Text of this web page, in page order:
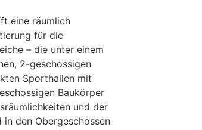
eine räumlich
für die
– die unter einem
2-geschossigen
Sporthallen mit
Baukörper
und der
den Obergeschossen